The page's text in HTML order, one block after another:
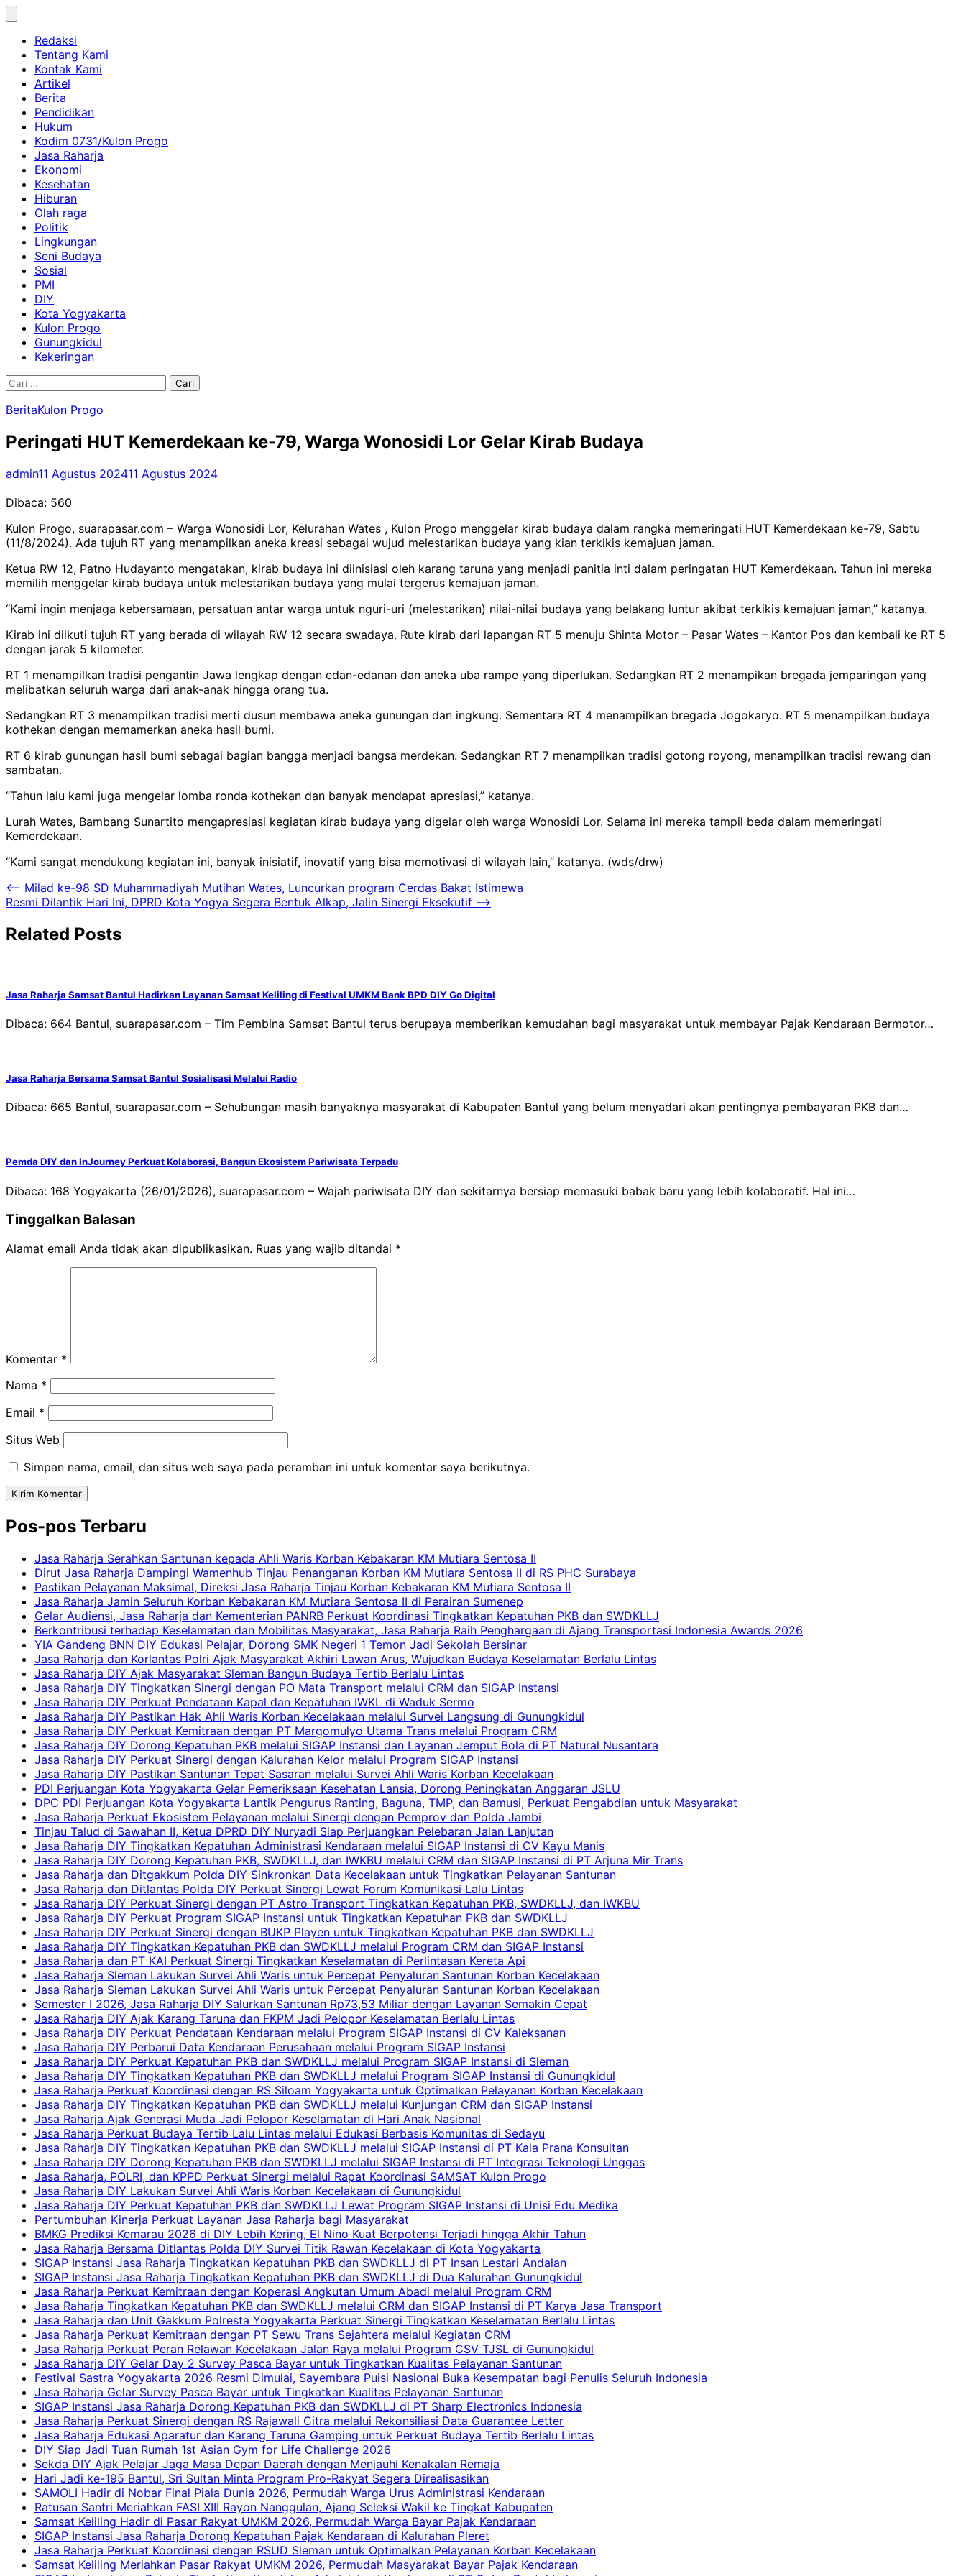
Skip
contentRedaksi
Tentang Kami
Kontak Kami
Artikel
Berita
Pendidikan
Hukum
Kodim 0731/Kulon Progo
Jasa Raharja
Ekonomi
Kesehatan
Hiburan
Olah raga
Politik
Lingkungan
Seni Budaya
Sosial
PMI
DIY
Kota Yogyakarta
Kulon Progo
Gunungkidul
Kekeringan
Cari
BeritaKulon Progo
Peringati HUT Kemerdekaan ke-79, Warga Wonosidi Lor Gelar Kirab Budaya
admin11 Agustus 202411 Agustus 2024
Dibaca: 560
Kulon Progo, suarapasar.com – Warga Wonosidi Lor, Kelurahan Wates , Kulon Progo menggelar kirab budaya dalam rangka memeringati HUT Kemerdekaan ke-79, Sabtu
(11/8/2024). Ada tujuh RT yang menampilkan aneka kreasi sebagai wujud melestarikan budaya yang kian terkikis kemajuan jaman.
Ketua RW 12, Patno Hudayanto mengatakan, kirab budaya ini diinisiasi oleh karang taruna yang menjadi panitia inti dalam peringatan HUT Kemerdekaan. Tahun ini mereka
memilih menggelar kirab budaya untuk melestarikan budaya yang mulai tergerus kemajuan jaman.
“Kami ingin menjaga kebersamaan, persatuan antar warga untuk nguri-uri (melestarikan) nilai-nilai budaya yang belakang luntur akibat terkikis kemajuan jaman,” katanya.
Kirab ini diikuti tujuh RT yang berada di wilayah RW 12 secara swadaya. Rute kirab dari lapangan RT 5 menuju Shinta Motor – Pasar Wates – Kantor Pos dan kembali ke RT 5
dengan jarak 5 kilometer.
RT 1 menampilkan tradisi pengantin Jawa lengkap dengan edan-edanan dan aneka uba rampe yang diperlukan. Sedangkan RT 2 menampikan bregada jemparingan yang
melibatkan seluruh warga dari anak-anak hingga orang tua.
Sedangkan RT 3 menampilkan tradisi merti dusun membawa aneka gunungan dan ingkung. Sementara RT 4 menampilkan bregada Jogokaryo. RT 5 menampilkan budaya
kothekan dengan memamerkan aneka hasil bumi.
RT 6 kirab gunungan hasil bumi sebagai bagian bangga menjadi bangsa merdekan. Sedangkan RT 7 menampilkan tradisi gotong royong, menampilkan tradisi rewang dan
sambatan.
“Tahun lalu kami juga mengelar lomba ronda kothekan dan banyak mendapat apresiasi,” katanya.
Lurah Wates, Bambang Sunartito mengapresiasi kegiatan kirab budaya yang digelar oleh warga Wonosidi Lor. Selama ini mereka tampil beda dalam memeringati
Kemerdekaan.
“Kami sangat mendukung kegiatan ini, banyak inisiatif, inovatif yang bisa memotivasi di wilayah lain,” katanya. (wds/drw)
Navigasi
pos
⟵ Milad ke-98 SD Muhammadiyah Mutihan Wates, Luncurkan program Cerdas Bakat Istimewa
Resmi Dilantik Hari Ini, DPRD Kota Yogya Segera Bentuk Alkap, Jalin Sinergi Eksekutif ⟶
Related Posts
Jasa Raharja Samsat Bantul Hadirkan Layanan Samsat Keliling di Festival UMKM Bank BPD DIY Go Digital
Dibaca: 664 Bantul, suarapasar.com – Tim Pembina Samsat Bantul terus berupaya memberikan kemudahan bagi masyarakat untuk membayar Pajak Kendaraan Bermotor…
Jasa Raharja Bersama Samsat Bantul Sosialisasi Melalui Radio
Dibaca: 665 Bantul, suarapasar.com – Sehubungan masih banyaknya masyarakat di Kabupaten Bantul yang belum menyadari akan pentingnya pembayaran PKB dan…
Pemda DIY dan InJourney Perkuat Kolaborasi, Bangun Ekosistem Pariwisata Terpadu
Dibaca: 168 Yogyakarta (26/01/2026), suarapasar.com – Wajah pariwisata DIY dan sekitarnya bersiap memasuki babak baru yang lebih kolaboratif. Hal ini…
Tinggalkan Balasan
Alamat email Anda tidak akan dipublikasikan. Ruas yang wajib ditandai *
Komentar *
Nama *
Email *
Situs Web
Simpan nama, email, dan situs web saya pada peramban ini untuk komentar saya berikutnya.
Pos-pos Terbaru
Jasa Raharja Serahkan Santunan kepada Ahli Waris Korban Kebakaran KM Mutiara Sentosa II
Dirut Jasa Raharja Dampingi Wamenhub Tinjau Penanganan Korban KM Mutiara Sentosa II di RS PHC Surabaya
Pastikan Pelayanan Maksimal, Direksi Jasa Raharja Tinjau Korban Kebakaran KM Mutiara Sentosa II
Jasa Raharja Jamin Seluruh Korban Kebakaran KM Mutiara Sentosa II di Perairan Sumenep
Gelar Audiensi, Jasa Raharja dan Kementerian PANRB Perkuat Koordinasi Tingkatkan Kepatuhan PKB dan SWDKLLJ
Berkontribusi terhadap Keselamatan dan Mobilitas Masyarakat, Jasa Raharja Raih Penghargaan di Ajang Transportasi Indonesia Awards 2026
YIA Gandeng BNN DIY Edukasi Pelajar, Dorong SMK Negeri 1 Temon Jadi Sekolah Bersinar
Jasa Raharja dan Korlantas Polri Ajak Masyarakat Akhiri Lawan Arus, Wujudkan Budaya Keselamatan Berlalu Lintas
Jasa Raharja DIY Ajak Masyarakat Sleman Bangun Budaya Tertib Berlalu Lintas
Jasa Raharja DIY Tingkatkan Sinergi dengan PO Mata Transport melalui CRM dan SIGAP Instansi
Jasa Raharja DIY Perkuat Pendataan Kapal dan Kepatuhan IWKL di Waduk Sermo
Jasa Raharja DIY Pastikan Hak Ahli Waris Korban Kecelakaan melalui Survei Langsung di Gunungkidul
Jasa Raharja DIY Perkuat Kemitraan dengan PT Margomulyo Utama Trans melalui Program CRM
Jasa Raharja DIY Dorong Kepatuhan PKB melalui SIGAP Instansi dan Layanan Jemput Bola di PT Natural Nusantara
Jasa Raharja DIY Perkuat Sinergi dengan Kalurahan Kelor melalui Program SIGAP Instansi
Jasa Raharja DIY Pastikan Santunan Tepat Sasaran melalui Survei Ahli Waris Korban Kecelakaan
PDI Perjuangan Kota Yogyakarta Gelar Pemeriksaan Kesehatan Lansia, Dorong Peningkatan Anggaran JSLU
DPC PDI Perjuangan Kota Yogyakarta Lantik Pengurus Ranting, Baguna, TMP, dan Bamusi, Perkuat Pengabdian untuk Masyarakat
Jasa Raharja Perkuat Ekosistem Pelayanan melalui Sinergi dengan Pemprov dan Polda Jambi
Tinjau Talud di Sawahan II, Ketua DPRD DIY Nuryadi Siap Perjuangkan Pelebaran Jalan Lanjutan
Jasa Raharja DIY Tingkatkan Kepatuhan Administrasi Kendaraan melalui SIGAP Instansi di CV Kayu Manis
Jasa Raharja DIY Dorong Kepatuhan PKB, SWDKLLJ, dan IWKBU melalui CRM dan SIGAP Instansi di PT Arjuna Mir Trans
Jasa Raharja dan Ditgakkum Polda DIY Sinkronkan Data Kecelakaan untuk Tingkatkan Pelayanan Santunan
Jasa Raharja dan Ditlantas Polda DIY Perkuat Sinergi Lewat Forum Komunikasi Lalu Lintas
Jasa Raharja DIY Perkuat Sinergi dengan PT Astro Transport Tingkatkan Kepatuhan PKB, SWDKLLJ, dan IWKBU
Jasa Raharja DIY Perkuat Program SIGAP Instansi untuk Tingkatkan Kepatuhan PKB dan SWDKLLJ
Jasa Raharja DIY Perkuat Sinergi dengan BUKP Playen untuk Tingkatkan Kepatuhan PKB dan SWDKLLJ
Jasa Raharja DIY Tingkatkan Kepatuhan PKB dan SWDKLLJ melalui Program CRM dan SIGAP Instansi
Jasa Raharja dan PT KAI Perkuat Sinergi Tingkatkan Keselamatan di Perlintasan Kereta Api
Jasa Raharja Sleman Lakukan Survei Ahli Waris untuk Percepat Penyaluran Santunan Korban Kecelakaan
Jasa Raharja Sleman Lakukan Survei Ahli Waris untuk Percepat Penyaluran Santunan Korban Kecelakaan
Semester I 2026, Jasa Raharja DIY Salurkan Santunan Rp73,53 Miliar dengan Layanan Semakin Cepat
Jasa Raharja DIY Ajak Karang Taruna dan FKPM Jadi Pelopor Keselamatan Berlalu Lintas
Jasa Raharja DIY Perkuat Pendataan Kendaraan melalui Program SIGAP Instansi di CV Kaleksanan
Jasa Raharja DIY Perbarui Data Kendaraan Perusahaan melalui Program SIGAP Instansi
Jasa Raharja DIY Perkuat Kepatuhan PKB dan SWDKLLJ melalui Program SIGAP Instansi di Sleman
Jasa Raharja DIY Tingkatkan Kepatuhan PKB dan SWDKLLJ melalui Program SIGAP Instansi di Gunungkidul
Jasa Raharja Perkuat Koordinasi dengan RS Siloam Yogyakarta untuk Optimalkan Pelayanan Korban Kecelakaan
Jasa Raharja DIY Tingkatkan Kepatuhan PKB dan SWDKLLJ melalui Kunjungan CRM dan SIGAP Instansi
Jasa Raharja Ajak Generasi Muda Jadi Pelopor Keselamatan di Hari Anak Nasional
Jasa Raharja Perkuat Budaya Tertib Lalu Lintas melalui Edukasi Berbasis Komunitas di Sedayu
Jasa Raharja DIY Tingkatkan Kepatuhan PKB dan SWDKLLJ melalui SIGAP Instansi di PT Kala Prana Konsultan
Jasa Raharja DIY Dorong Kepatuhan PKB dan SWDKLLJ melalui SIGAP Instansi di PT Integrasi Teknologi Unggas
Jasa Raharja, POLRI, dan KPPD Perkuat Sinergi melalui Rapat Koordinasi SAMSAT Kulon Progo
Jasa Raharja DIY Lakukan Survei Ahli Waris Korban Kecelakaan di Gunungkidul
Jasa Raharja DIY Perkuat Kepatuhan PKB dan SWDKLLJ Lewat Program SIGAP Instansi di Unisi Edu Medika
Pertumbuhan Kinerja Perkuat Layanan Jasa Raharja bagi Masyarakat
BMKG Prediksi Kemarau 2026 di DIY Lebih Kering, El Nino Kuat Berpotensi Terjadi hingga Akhir Tahun
Jasa Raharja Bersama Ditlantas Polda DIY Survei Titik Rawan Kecelakaan di Kota Yogyakarta
SIGAP Instansi Jasa Raharja Tingkatkan Kepatuhan PKB dan SWDKLLJ di PT Insan Lestari Andalan
SIGAP Instansi Jasa Raharja Tingkatkan Kepatuhan PKB dan SWDKLLJ di Dua Kalurahan Gunungkidul
Jasa Raharja Perkuat Kemitraan dengan Koperasi Angkutan Umum Abadi melalui Program CRM
Jasa Raharja Tingkatkan Kepatuhan PKB dan SWDKLLJ melalui CRM dan SIGAP Instansi di PT Karya Jasa Transport
Jasa Raharja dan Unit Gakkum Polresta Yogyakarta Perkuat Sinergi Tingkatkan Keselamatan Berlalu Lintas
Jasa Raharja Perkuat Kemitraan dengan PT Sewu Trans Sejahtera melalui Kegiatan CRM
Jasa Raharja Perkuat Peran Relawan Kecelakaan Jalan Raya melalui Program CSV TJSL di Gunungkidul
Jasa Raharja DIY Gelar Day 2 Survey Pasca Bayar untuk Tingkatkan Kualitas Pelayanan Santunan
Festival Sastra Yogyakarta 2026 Resmi Dimulai, Sayembara Puisi Nasional Buka Kesempatan bagi Penulis Seluruh Indonesia
Jasa Raharja Gelar Survey Pasca Bayar untuk Tingkatkan Kualitas Pelayanan Santunan
SIGAP Instansi Jasa Raharja Dorong Kepatuhan PKB dan SWDKLLJ di PT Sharp Electronics Indonesia
Jasa Raharja Perkuat Sinergi dengan RS Rajawali Citra melalui Rekonsiliasi Data Guarantee Letter
Jasa Raharja Edukasi Aparatur dan Karang Taruna Gamping untuk Perkuat Budaya Tertib Berlalu Lintas
DIY Siap Jadi Tuan Rumah 1st Asian Gym for Life Challenge 2026
Sekda DIY Ajak Pelajar Jaga Masa Depan Daerah dengan Menjauhi Kenakalan Remaja
Hari Jadi ke-195 Bantul, Sri Sultan Minta Program Pro-Rakyat Segera Direalisasikan
SAMOLI Hadir di Nobar Final Piala Dunia 2026, Permudah Warga Urus Administrasi Kendaraan
Ratusan Santri Meriahkan FASI XIII Rayon Nanggulan, Ajang Seleksi Wakil ke Tingkat Kabupaten
Samsat Keliling Hadir di Pasar Rakyat UMKM 2026, Permudah Warga Bayar Pajak Kendaraan
SIGAP Instansi Jasa Raharja Dorong Kepatuhan Pajak Kendaraan di Kalurahan Pleret
Jasa Raharja Perkuat Koordinasi dengan RSUD Sleman untuk Optimalkan Pelayanan Korban Kecelakaan
Samsat Keliling Meriahkan Pasar Rakyat UMKM 2026, Permudah Masyarakat Bayar Pajak Kendaraan